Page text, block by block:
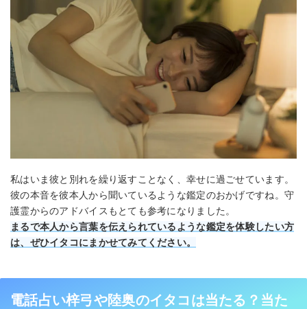
私はいま彼と別れを繰り返すことなく、幸せに過ごせています。
彼の本音を彼本人から聞いているような鑑定のおかげですね。守
護霊からのアドバイスもとても参考になりました。
まるで本人から言葉を伝えられているような鑑定を体験したい方
は、ぜひイタコにまかせてみてください。
電話占い梓弓や陸奥のイタコは当たる？当た